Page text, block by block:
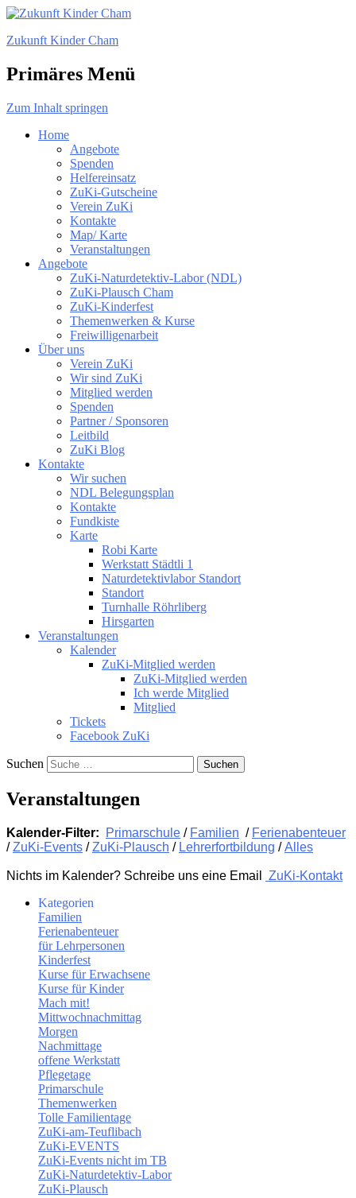
Zukunft Kinder Cham
Primäres Menü
Zum Inhalt springen
Home
Angebote
Spenden
Helfereinsatz
ZuKi-Gutscheine
Verein ZuKi
Kontakte
Map/ Karte
Veranstaltungen
Angebote
ZuKi-Naturdetektiv-Labor (NDL)
ZuKi-Plausch Cham
ZuKi-Kinderfest
Themenwerken & Kurse
Freiwilligenarbeit
Über uns
Verein ZuKi
Wir sind ZuKi
Mitglied werden
Spenden
Partner / Sponsoren
Leitbild
ZuKi Blog
Kontakte
Wir suchen
NDL Belegungsplan
Kontakte
Fundkiste
Karte
Robi Karte
Werkstatt Städtli 1
Naturdetektivlabor Standort
Standort
Turnhalle Röhrliberg
Hirsgarten
Veranstaltungen
Kalender
ZuKi-Mitglied werden
ZuKi-Mitglied werden
Ich werde Mitglied
Mitglied
Tickets
Facebook ZuKi
Suchen
Veranstaltungen
Kalender-Filter: Primarschule / Familien / Ferienabenteuer
/ZuKi-Events /ZuKi-Plausch / Lehrerfortbildung /Alles
Nichts im Kalender? Schreibe uns eine Email
ZuKi-Kontakt
Kategorien
Familien
Ferienabenteuer
für Lehrpersonen
Kinderfest
Kurse für Erwachsene
Kurse für Kinder
Mach mit!
Mittwochnachmittag
Morgen
Nachmittage
offene Werkstatt
Pflegetage
Primarschule
Themenwerken
Tolle Familientage
ZuKi-am-Teuflibach
ZuKi-EVENTS
ZuKi-Events nicht im TB
ZuKi-Naturdetektiv-Labor
ZuKi-Plausch